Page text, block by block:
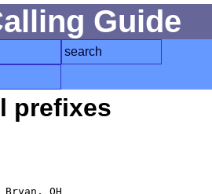
Guide
search
prefixes
OH